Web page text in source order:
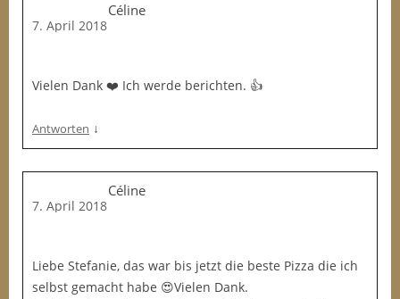
Céline
7. April 2018
Vielen Dank ❤️ Ich werde berichten. 👍
Antworten ↓
Céline
7. April 2018
Liebe Stefanie, das war bis jetzt die beste Pizza die ich
selbst gemacht habe 😍Vielen Dank.